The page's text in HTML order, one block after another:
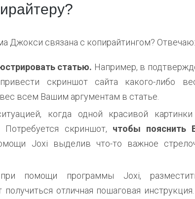
Джокси связана с копирайтингом? Отвечаю:
статью. Например, в
скриншот сайта какого-либо
всем Вашим аргументам в статье.
когда одной красивой
скриншот, чтобы пояснить
Joxi выделив что-то важное
помощи программы Joxi,
отличная пошаговая